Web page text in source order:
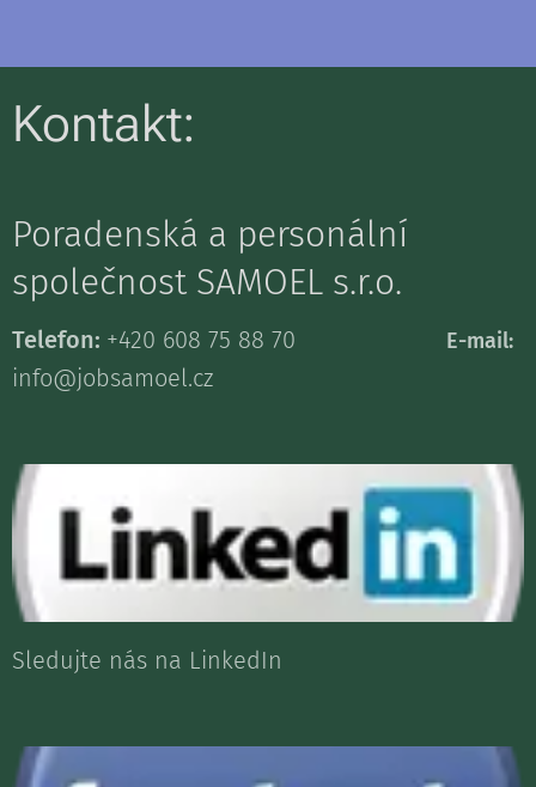
Kontakt:
Poradenská a personální
společnost SAMOEL s.r.o.
Telefon: +420 608 75 88 70 E-mail:
info@jobsamoel.cz
Sledujte nás na LinkedIn